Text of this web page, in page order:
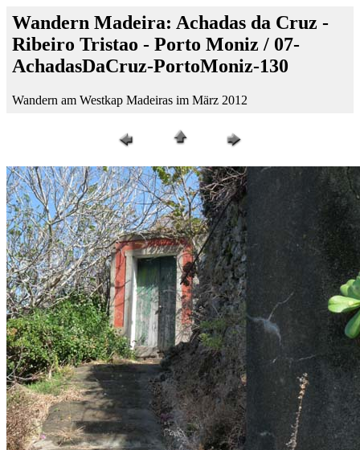
Wandern Madeira: Achadas da Cruz -
Ribeiro Tristao - Porto Moniz / 07-
AchadasDaCruz-PortoMoniz-130
Wandern am Westkap Madeiras im März 2012